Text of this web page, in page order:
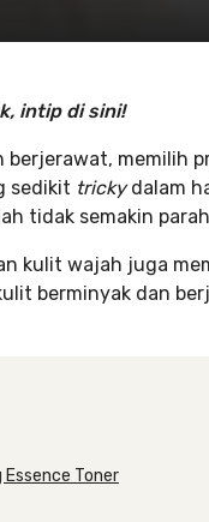
intip di sini!
memilih
sedikit trickydalam
tidak semakin
kulit wajah juga
berminyak dan
Toner